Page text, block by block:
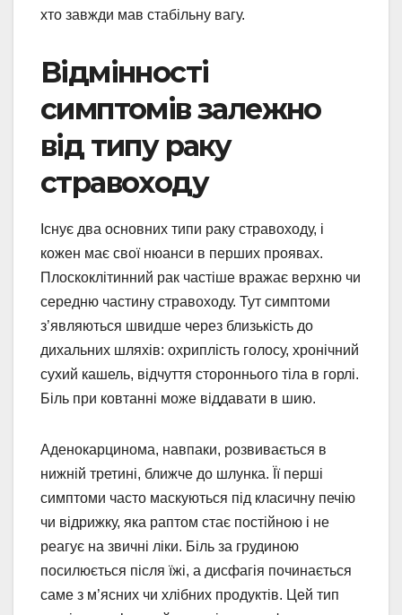
хто завжди мав стабільну вагу.
Відмінності
симптомів залежно
від типу раку
стравоходу
Існує два основних типи раку стравоходу, і
кожен має свої нюанси в перших проявах.
Плоскоклітинний рак частіше вражає верхню чи
середню частину стравоходу. Тут симптоми
з’являються швидше через близькість до
дихальних шляхів: охриплість голосу, хронічний
сухий кашель, відчуття стороннього тіла в горлі.
Біль при ковтанні може віддавати в шию.
Аденокарцинома, навпаки, розвивається в
нижній третині, ближче до шлунка. Її перші
симптоми часто маскуються під класичну печію
чи відрижку, яка раптом стає постійною і не
реагує на звичні ліки. Біль за грудиною
посилюється після їжі, а дисфагія починається
саме з м’ясних чи хлібних продуктів. Цей тип